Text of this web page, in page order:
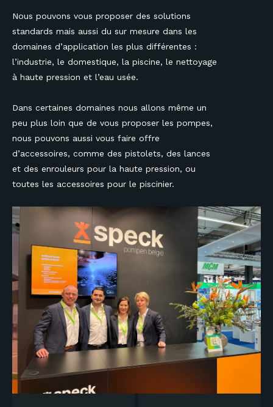
Nous pouvons vous proposer des solutions
standards mais aussi du sur mesure dans les
domaines d’application les plus différentes :
l’industrie, le domestique, la piscine, le nettoyage
à haute pression et l’eau usée.
Dans certaines domaines nous allons même un
peu plus loin que de vous proposer les pompes,
nous pouvons aussi vous faire offre
d’accessoires, comme des pistolets, des lances
et des enrouleurs pour la haute pression, ou
toutes les accessoires pour le piscinier.